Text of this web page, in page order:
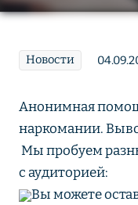
Новости
Анонимная
наркомании.
Мы пробуем
с аудиторией:
Вы можете